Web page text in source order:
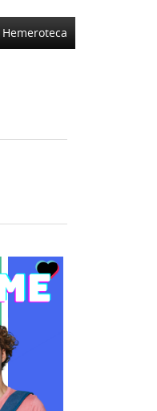
Hemeroteca